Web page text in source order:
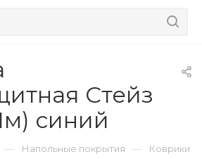
Стейз
синий
— Напольные покрытия — Коврики